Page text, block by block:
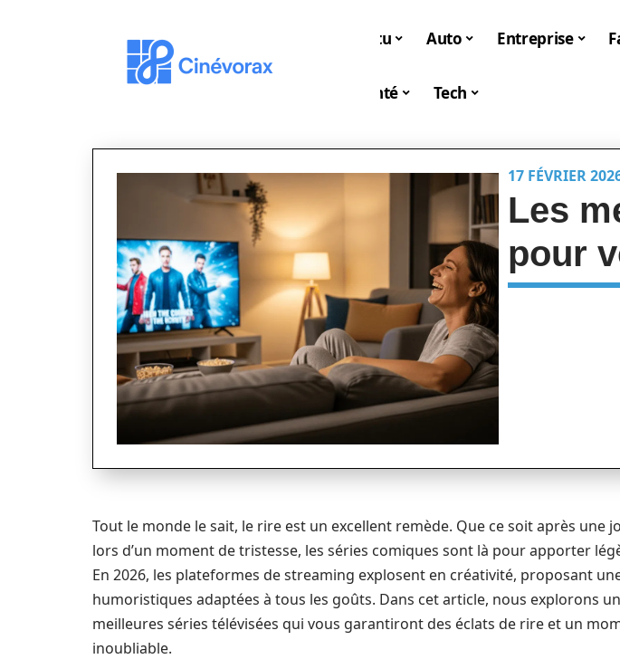
Actu Auto Entreprise
Santé Tech
17 FÉVRIER
Les
pour
Tout le monde le sait, le rire est un excellent remède. Que ce soit après une
lors d’un moment de tristesse, les séries comiques sont là pour apporter
En 2026, les plateformes de streaming explosent en créativité, proposant
humoristiques adaptées à tous les goûts. Dans cet article, nous explorons
meilleures séries télévisées qui vous garantiront des éclats de rire et un
inoubliable.